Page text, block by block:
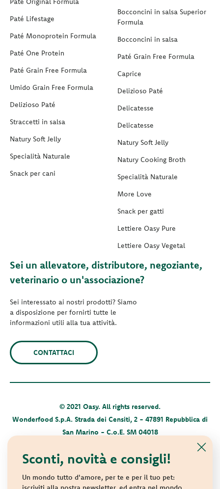
Sconti, novità e consigli!
Un mondo tutto d'amore, per te e per il tuo pet:
Paté Lifestage
Paté Monoprotein Formula
Paté One Protein
Paté Grain Free Formula
Umido Grain Free Formula
Delizioso Paté
Straccetti in salsa
Natury Soft Jelly
Specialità Naturale
Snack per cani
Bocconcini in salsa Superior
Formula
Bocconcini in salsa
Paté Grain Free Formula
Caprice
Delizioso Paté
Delicatesse
Delicatesse
Natury Soft Jelly
Natury Cooking Broth
Specialità Naturale
More Love
Snack per gatti
Lettiere Oasy Pure
Lettiere Oasy Vegetal
Sei un allevatore, distributore, negoziante,
veterinario o un'associazione?
Sei interessato ai nostri prodotti? Siamo
a disposizione per fornirti tutte le
informazioni utili alla tua attività.
CONTATTACI
© 2021 Oasy. All rights reserved.
Wonderfood S.p.A. Strada dei Censiti, 2 - 47891 Repubblica di
San Marino - C.o.E. SM 04018